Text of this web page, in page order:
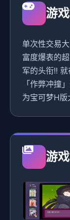
游
单次性交易
富度爆表的
军的头衔!!
「作弊冲撞
为宝可梦H版
游